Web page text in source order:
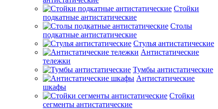
Стойки
подкатные антистатические
Столы
подкатные антистатические
Стулья антистатические
Антистатические
тележки
Тумбы антистатические
Антистатические
шкафы
Стойки
сегменты антистатические